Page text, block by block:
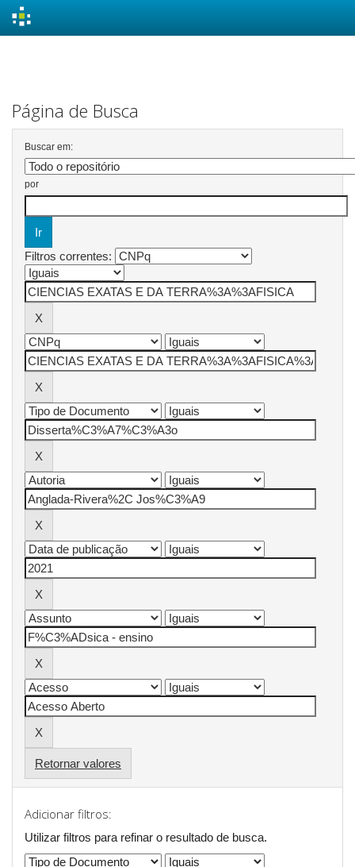
Página de Busca
Buscar em:
por
Filtros correntes:
Retornar valores
Adicionar filtros:
Utilizar filtros para refinar o resultado de busca.